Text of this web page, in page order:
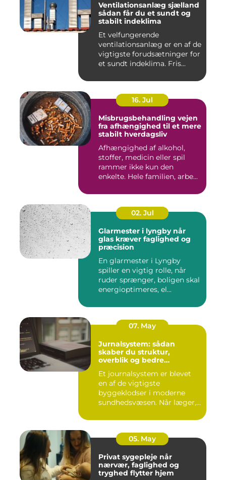
Ventilationsanlæg sjælland
sådan får du et sundt og
stabilt indeklima
Et velfungerende
ventilationsanlæg er en af de
vigtigste forudsætninger for
et sundt indeklima. Fris...
16. Jul
Misbrugsbehandling vejen
fra afhængighed til et mere
stabilt hverdagsliv
Afhængighed af alkohol,
stoffer, medicin eller spil
rammer ikke kun den
enkelte. Hele familien, arbe...
02. Jul
Glarmester i lyngby når
glas kræver faglighed og
præcision
En glarmester i Lyngby
spiller en vigtig rolle, når
ruder sprænger, boligen skal
energioptimeres, el...
07. May
Jurnalsystem: sådan
skaber du struktur,
overblik og bedre
Et journalsystem er blevet
en af de vigtigste
byggeklodser i moderne
sundhedsvæsen. Når læger,
05. May
Privat sygepleje når
nærvær, faglighed og
tryghed flytter hjem